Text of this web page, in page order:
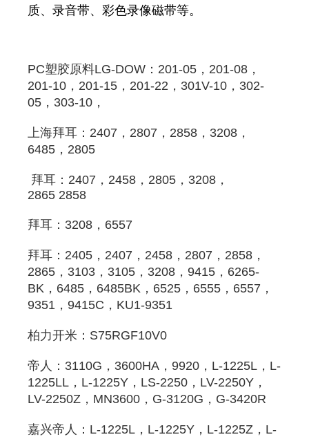
质、录音带、彩色录像磁带等。
PC塑胶原料LG-DOW：201-05，201-08，
201-10，201-15，201-22，301V-10，302-
05，303-10，
上海拜耳 ：2407，2807，2858，3208，
6485， 2805
拜耳 ：2407，2458， 2805 ，3208，
2865 2858
拜耳 ：3208，6557
拜耳 ：2405，2407，2458，2807，2858，
2865，3103，3105，3208，9415，6265-
BK，6485，6485BK，6525，6555，6557，
9351，9415C，KU1-9351
柏力开米：S75RGF10V0
帝人：3110G，3600HA，9920，L-1225L，L-
1225LL，L-1225Y，LS-2250，LV-2250Y，
LV-2250Z，MN3600，G-3120G，G-3420R
嘉兴帝人：L-1225L，L-1225Y，L-1225Z，L-